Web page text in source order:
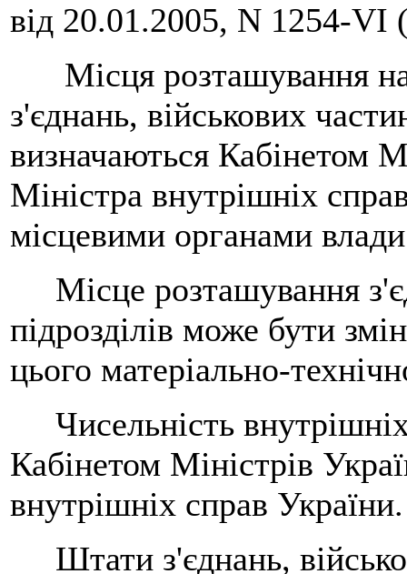
від 20.01.2005, N 1254-VI
Місця розташування на
з'єднань, військових
визначаються Кабінетом
Міністра внутрішніх
місцевими органами
Місце розташування
підрозділів може бути
цього матеріально-
Чисельність
Кабінетом Міністрів
внутрішніх справ України.
Штати з'єднань,